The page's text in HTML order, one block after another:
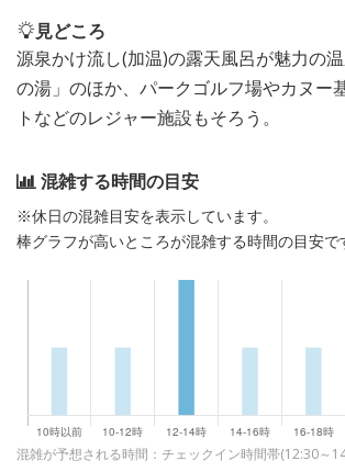
見どころ
源泉かけ流し(加温)の露天風呂が魅力の
の湯」のほか、パークゴルフ場やカヌー
トなどのレジャー施設もそろう。
混雑する時間の目安
※休日の混雑目安を表示しています。
棒グラフが高いところが混雑する時間の目安で
混雑が予想される時間：チェックイン時間帯(12:30～